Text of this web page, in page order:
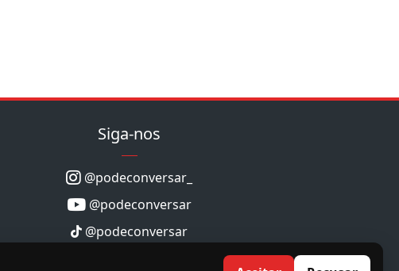
Siga-nos
@podeconversar_
@podeconversar
@podeconversar